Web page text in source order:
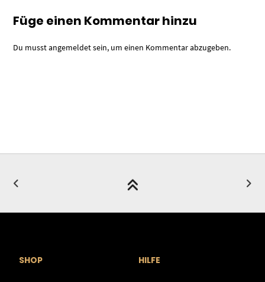
Füge einen Kommentar hinzu
Du musstangemeldetsein, um einen Kommentar abzugeben.
SHOP HILFE